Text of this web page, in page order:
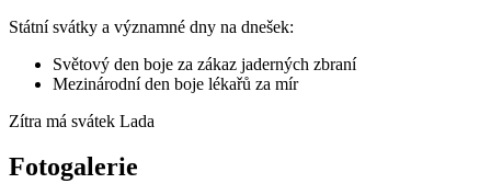
Státní svátky a významné dny na dnešek:
Světový den boje za zákaz jaderných zbraní
Mezinárodní den boje lékařů za mír
Zítra má svátek Lada
Fotogalerie